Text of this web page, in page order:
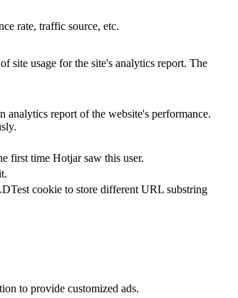
rate, traffic source, etc.
site usage for the site's analytics report. The
report of the website's performance.
first time Hotjar saw this user.
cookie to store different URL substring
to provide customized ads.